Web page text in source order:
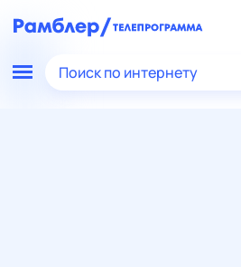
Поиск по интернету